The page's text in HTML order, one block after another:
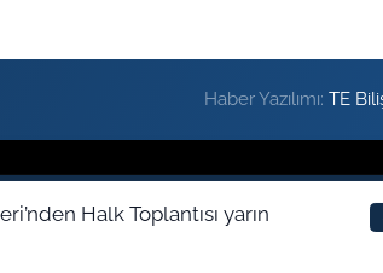
Haber Yazılımı:TE
Halk Toplantısı yarın